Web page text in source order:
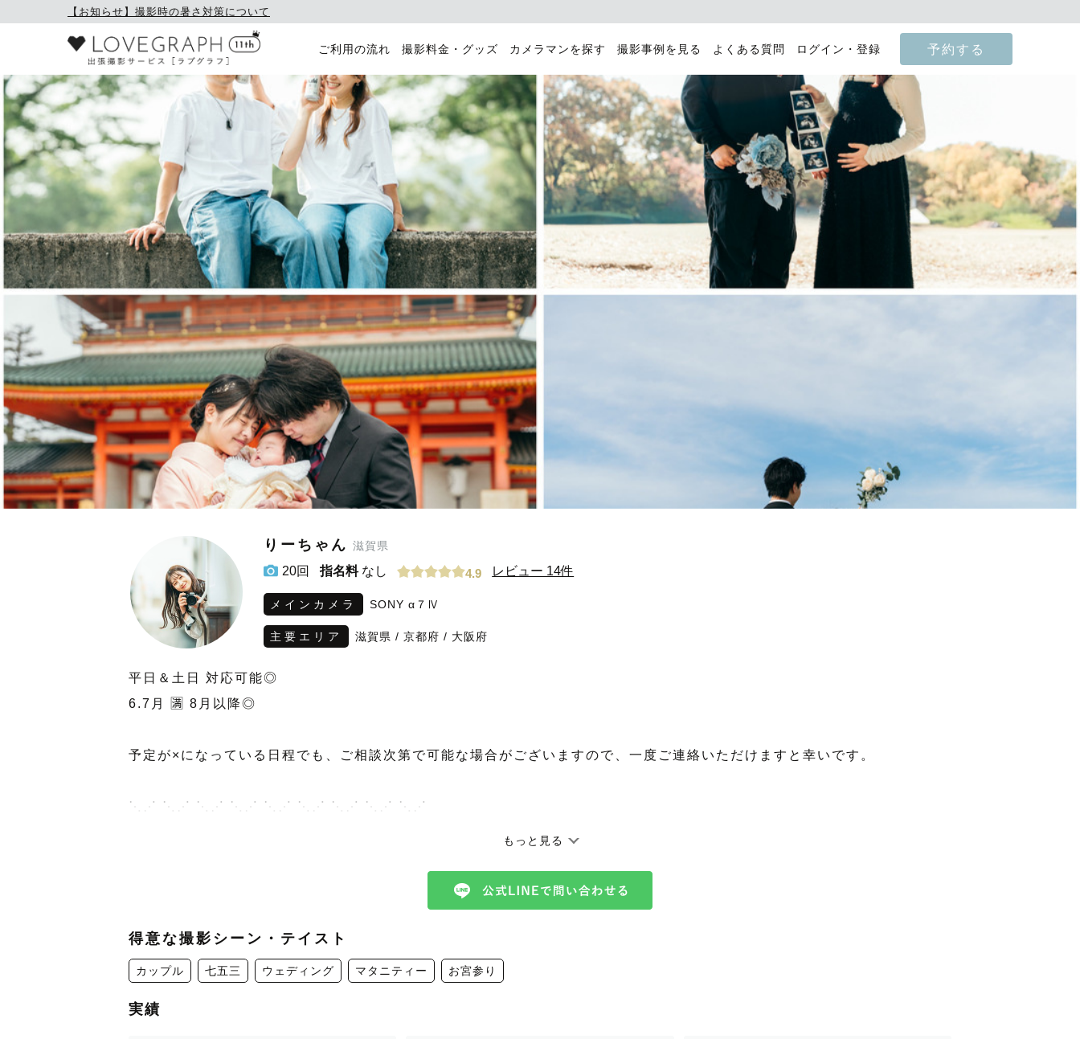
【お知らせ】撮影時の暑さ対策について
ご利用の流れ 撮影料金・グッズ カメラマンを探す 撮影事例を見る よくある質問 ログイン・登録 予約する
りーちゃん 滋賀県
20回 指名料なし 4.9 レビュー 14件
メインカメラ SONY α７Ⅳ
主要エリア 滋賀県 / 京都府 / 大阪府
平日＆土日 対応可能◎
6.7月 🈵 8月以降◎
予定が×になっている日程でも、ご相談次第で可能な場合がございますので、一度ご連絡いただけますと幸いです。
⋱⋰ ⋱⋰ ⋱⋰ ⋱⋰ ⋱⋰ ⋱⋰ ⋱⋰ ⋱⋰ ⋱⋰
"りーちゃん"と気軽に呼んでいただけると嬉しいです♩
﹡˖˟༝˖˟˖˟   わたしについて  ﹡˖˟༝˖˟˖˟
＊保育士経験あり
もっと見る
得意な撮影シーン・テイスト
カップル 七五三 ウェディング マタニティー お宮参り
実績